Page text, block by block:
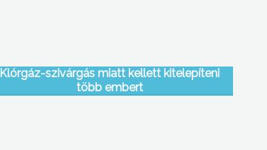
Klórgáz-szivárgás miatt kellett kitelepíteni
több embert